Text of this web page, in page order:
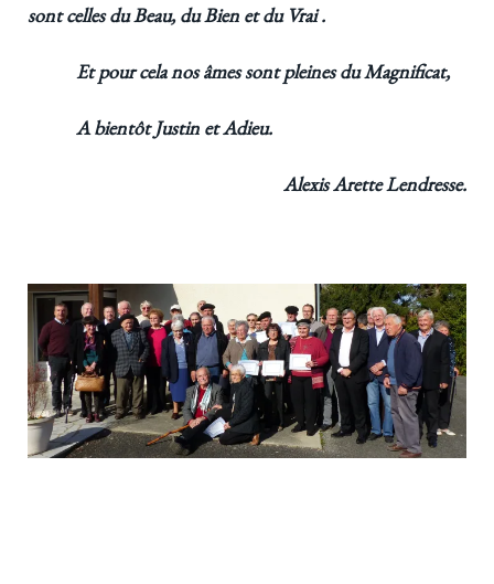
sont celles du Beau, du Bien et du Vrai .
Et pour cela nos âmes sont pleines du Magnificat,
A bientôt Justin et Adieu.
Alexis Arette Lendresse.